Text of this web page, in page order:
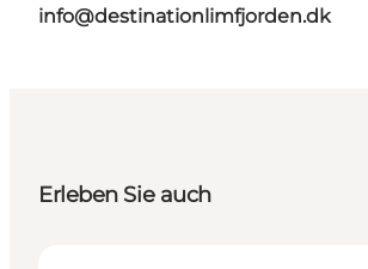
info@destinationlimfjorden.dk
Erleben Sie auch